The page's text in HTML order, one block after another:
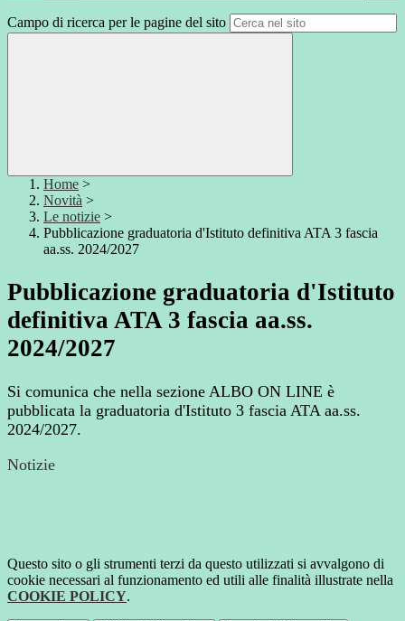
Campo di ricerca per le pagine del sito
Home >
Novità >
Le notizie >
Pubblicazione graduatoria d'Istituto definitiva ATA 3 fascia
aa.ss. 2024/2027
Pubblicazione graduatoria d'Istituto
definitiva ATA 3 fascia aa.ss.
2024/2027
Si comunica che nella sezione ALBO ON LINE è
pubblicata la graduatoria d'Istituto 3 fascia ATA aa.ss.
2024/2027.
Notizie
Questo sito o gli strumenti terzi da questo utilizzati si avvalgono di
cookie necessari al funzionamento ed utili alle finalità illustrate nella
COOKIE POLICY.